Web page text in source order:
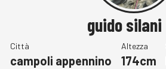
guido silani
Città
campoli appennino
Altezza
174cm